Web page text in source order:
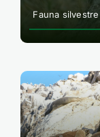
Fauna silvestre